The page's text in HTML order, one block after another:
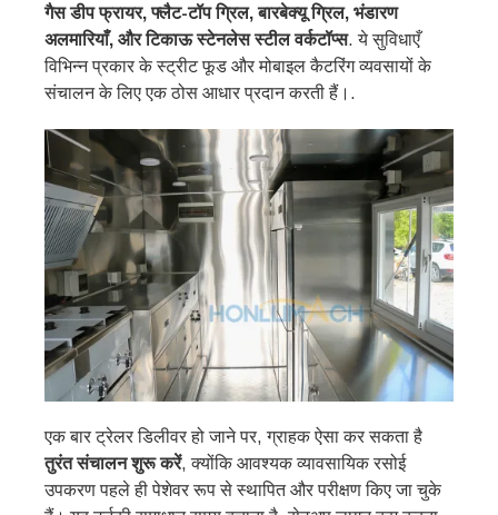
गैस डीप फ्रायर, फ्लैट-टॉप ग्रिल, बारबेक्यू ग्रिल, भंडारण
अलमारियाँ, और टिकाऊ स्टेनलेस स्टील वर्कटॉप्स. ये सुविधाएँ
विभिन्न प्रकार के स्ट्रीट फूड और मोबाइल कैटरिंग व्यवसायों के
संचालन के लिए एक ठोस आधार प्रदान करती हैं।.
एक बार ट्रेलर डिलीवर हो जाने पर, ग्राहक ऐसा कर सकता है
तुरंत संचालन शुरू करें, क्योंकि आवश्यक व्यावसायिक रसोई
उपकरण पहले ही पेशेवर रूप से स्थापित और परीक्षण किए जा चुके